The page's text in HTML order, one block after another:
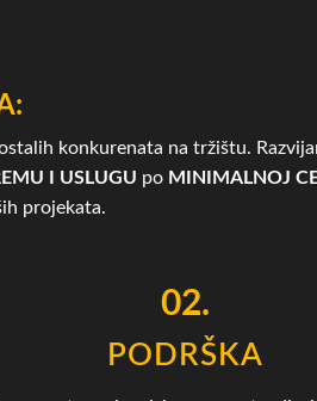
konkurenata na tržištu.
I USLUGU po MINIMALNOJ
projekata.
02.
PODRŠKA